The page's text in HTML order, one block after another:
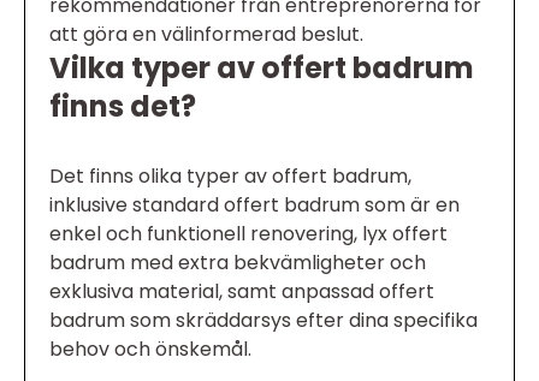
att göra en välinformerad beslut.
Vilka typer av offert badrum
finns det?
Det finns olika typer av offert badrum,
inklusive standard offert badrum som är en
enkel och funktionell renovering, lyx offert
badrum med extra bekvämligheter och
exklusiva material, samt anpassad offert
badrum som skräddarsys efter dina specifika
behov och önskemål.